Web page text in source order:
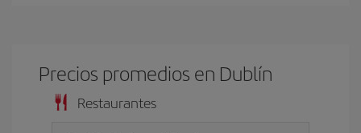
Precios promedios en Dublín
Restaurantes